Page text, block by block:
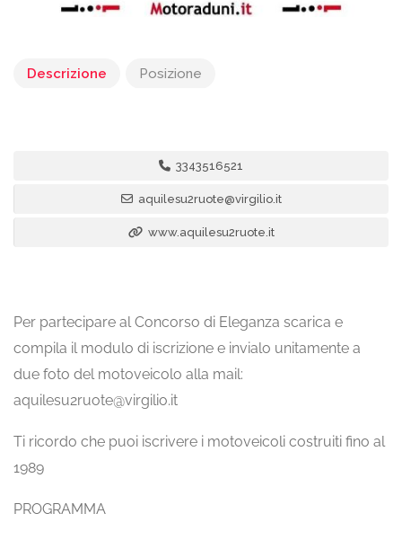
Descrizione Posizione
3343516521
aquilesu2ruote@virgilio.it
www.aquilesu2ruote.it
Per partecipare al Concorso di Eleganza scarica e
compila il modulo di iscrizione e invialo unitamente a
due foto del motoveicolo alla mail:
aquilesu2ruote@virgilio.it
Ti ricordo che puoi iscrivere i motoveicoli costruiti fino al
1989
PROGRAMMA